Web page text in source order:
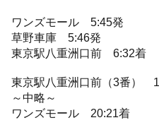
ワンズモール 5:45発
草野車庫 5:46発
東京駅八重洲口前 6:32着
東京駅八重洲口前（3番）
～中略～
ワンズモール 20:21着